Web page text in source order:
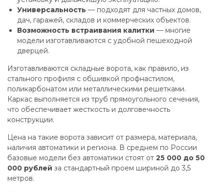
Универсальность — подходят для частных домов,
дач, гаражей, складов и коммерческих объектов.
Возможность встраивания калитки — многие
модели изготавливаются с удобной пешеходной
дверцей.
Изготавливаются складные ворота, как правило, из
стального профиля с обшивкой профнастилом,
поликарбонатом или металлическими решетками.
Каркас выполняется из труб прямоугольного сечения,
что обеспечивает жесткость и долговечность
конструкции.
Цена на такие ворота зависит от размера, материала,
наличия автоматики и региона. В среднем по России
базовые модели без автоматики стоят от 25 000 до 50
000 рублей за стандартный проем шириной до 3,5
метров.